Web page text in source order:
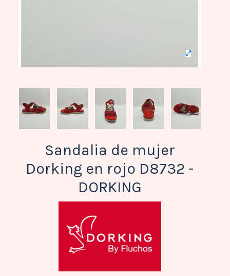
Sandalia de mujer
Dorking en rojo D8732 -
DORKING